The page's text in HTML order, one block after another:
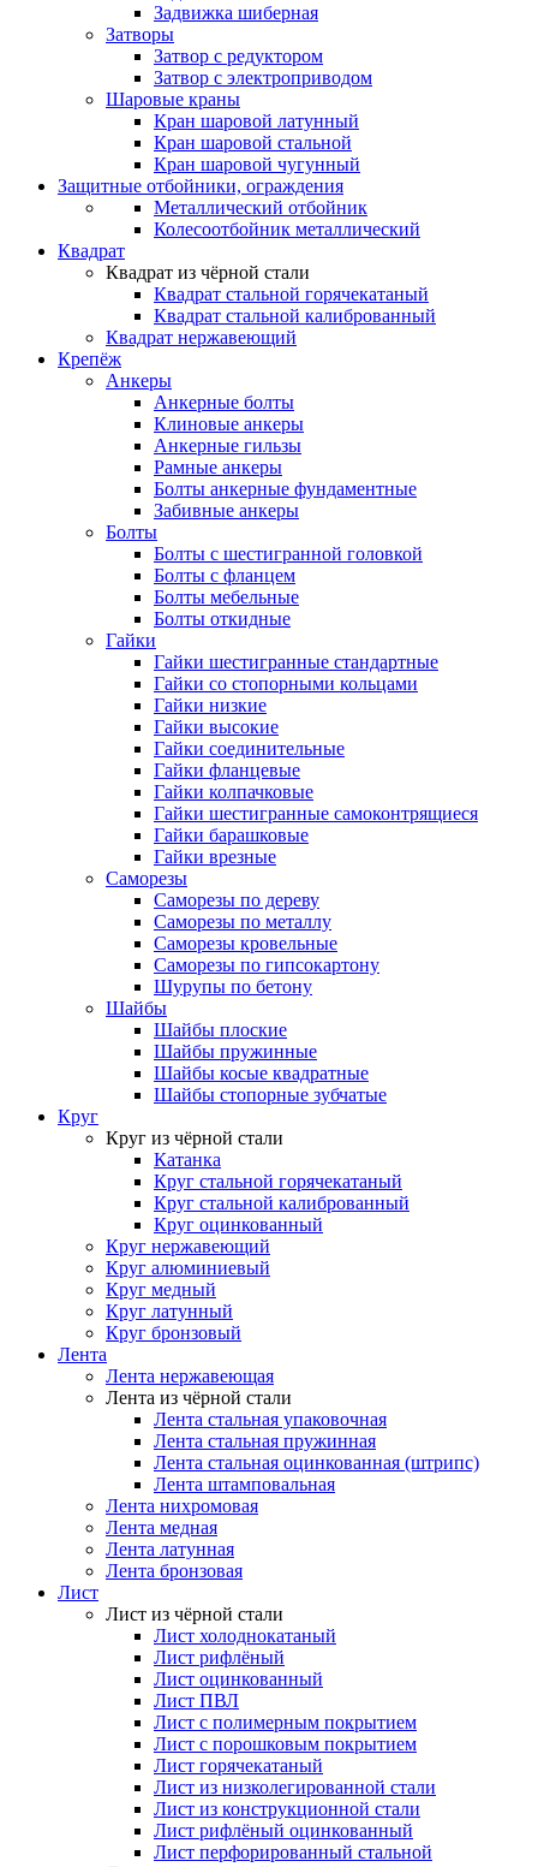
Задвижка шиберная
Затворы
Затвор с редуктором
Затвор с электроприводом
Шаровые краны
Кран шаровой латунный
Кран шаровой стальной
Кран шаровой чугунный
Защитные отбойники, ограждения
Металлический отбойник
Колесоотбойник металлический
Квадрат
Квадрат из чёрной стали
Квадрат стальной горячекатаный
Квадрат стальной калиброванный
Квадрат нержавеющий
Крепёж
Анкеры
Анкерные болты
Клиновые анкеры
Анкерные гильзы
Рамные анкеры
Болты анкерные фундаментные
Забивные анкеры
Болты
Болты с шестигранной головкой
Болты с фланцем
Болты мебельные
Болты откидные
Гайки
Гайки шестигранные стандартные
Гайки со стопорными кольцами
Гайки низкие
Гайки высокие
Гайки соединительные
Гайки фланцевые
Гайки колпачковые
Гайки шестигранные самоконтрящиеся
Гайки барашковые
Гайки врезные
Саморезы
Саморезы по дереву
Саморезы по металлу
Саморезы кровельные
Саморезы по гипсокартону
Шурупы по бетону
Шайбы
Шайбы плоские
Шайбы пружинные
Шайбы косые квадратные
Шайбы стопорные зубчатые
Круг
Круг из чёрной стали
Катанка
Круг стальной горячекатаный
Круг стальной калиброванный
Круг оцинкованный
Круг нержавеющий
Круг алюминиевый
Круг медный
Круг латунный
Круг бронзовый
Лента
Лента нержавеющая
Лента из чёрной стали
Лента стальная упаковочная
Лента стальная пружинная
Лента стальная оцинкованная (штрипс)
Лента штамповальная
Лента нихромовая
Лента медная
Лента латунная
Лента бронзовая
Лист
Лист из чёрной стали
Лист холоднокатаный
Лист рифлёный
Лист оцинкованный
Лист ПВЛ
Лист с полимерным покрытием
Лист с порошковым покрытием
Лист горячекатаный
Лист из низколегированной стали
Лист из конструкционной стали
Лист рифлёный оцинкованный
Лист перфорированный стальной